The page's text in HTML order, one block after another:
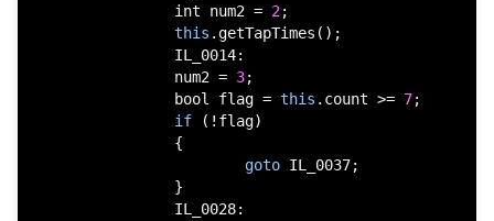
int num2 = 2;
this .getTapTimes();
IL_0014:
num2 = 3;
bool
flag = this .count >= 7;
if (!flag)
{
goto IL_0037;
}
IL_0028: